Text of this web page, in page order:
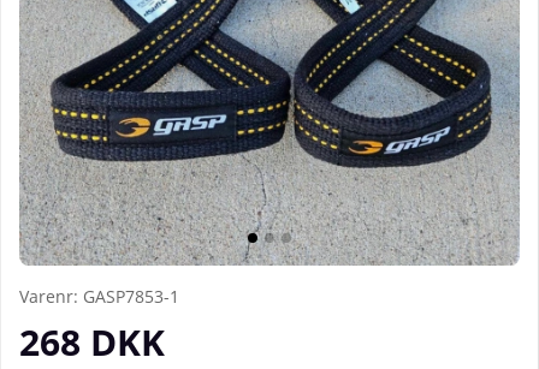
Varenr: GASP7853-1
268 DKK